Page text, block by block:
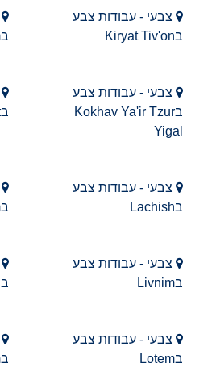
צבעי - עבודות צבע
בKiryat Tiv'on
בKiryat Yam
צבעי - עבודות צבע
בKokhav Ya'ir Tzur
Yigal
בKomemiyut
צבעי - עבודות צבע
בLachish
בLehavim
צבעי - עבודות צבע
בLivnim
בLod
צבעי - עבודות צבע
בLotem
בMa'ale Adumim